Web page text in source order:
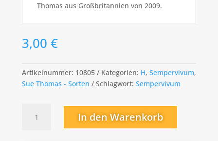
Thomas aus Großbritannien von 2009.
3,00 €
Artikelnummer: 10805 Kategorien: H, Sempervivum,
Sue Thomas - Sorten
Schlagwort: Sempervivum
Warrior
In den Warenkorb